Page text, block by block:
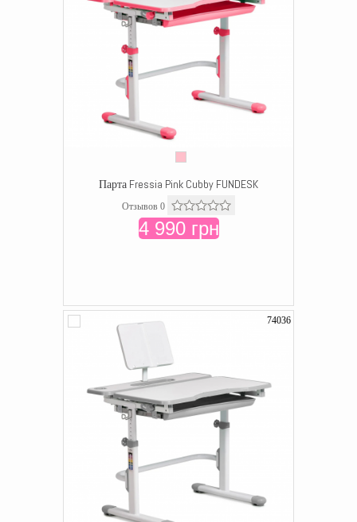
Парта Fressia Pink Cubby FUNDESK
Отзывов 0
4 990 грн
74036